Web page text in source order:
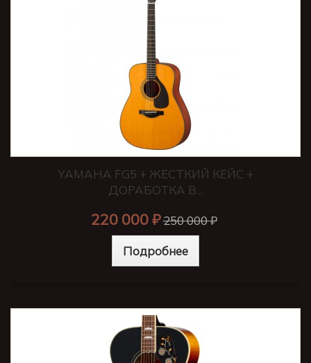
YAMAHA FG5 + ЖЕСТКИЙ КЕЙС +
ДОРАБОТКА В...
220 000 ₽250 000 ₽
Подробнее